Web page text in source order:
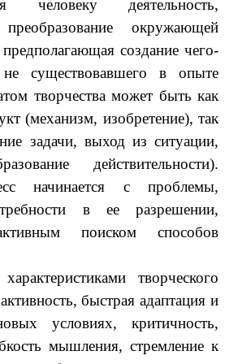
человеку деятельность,
окружающей
предполагающая создание чего-
существовавшего в опыте
творчества может быть как
(механизм, изобретение), так
задачи, выход из ситуации,
действительности).
начинается с проблемы,
в ее разрешении,
поиском способов
творческого
быстрая адаптация и
условиях, критичность,
мышления, стремление к